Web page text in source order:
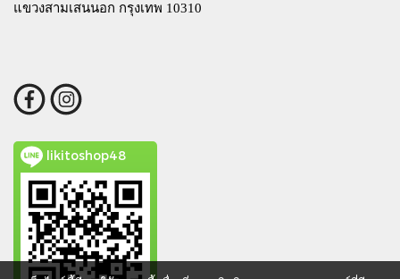
แขวงสามเสนนอก กรุงเทพ 10310
likitoshop48